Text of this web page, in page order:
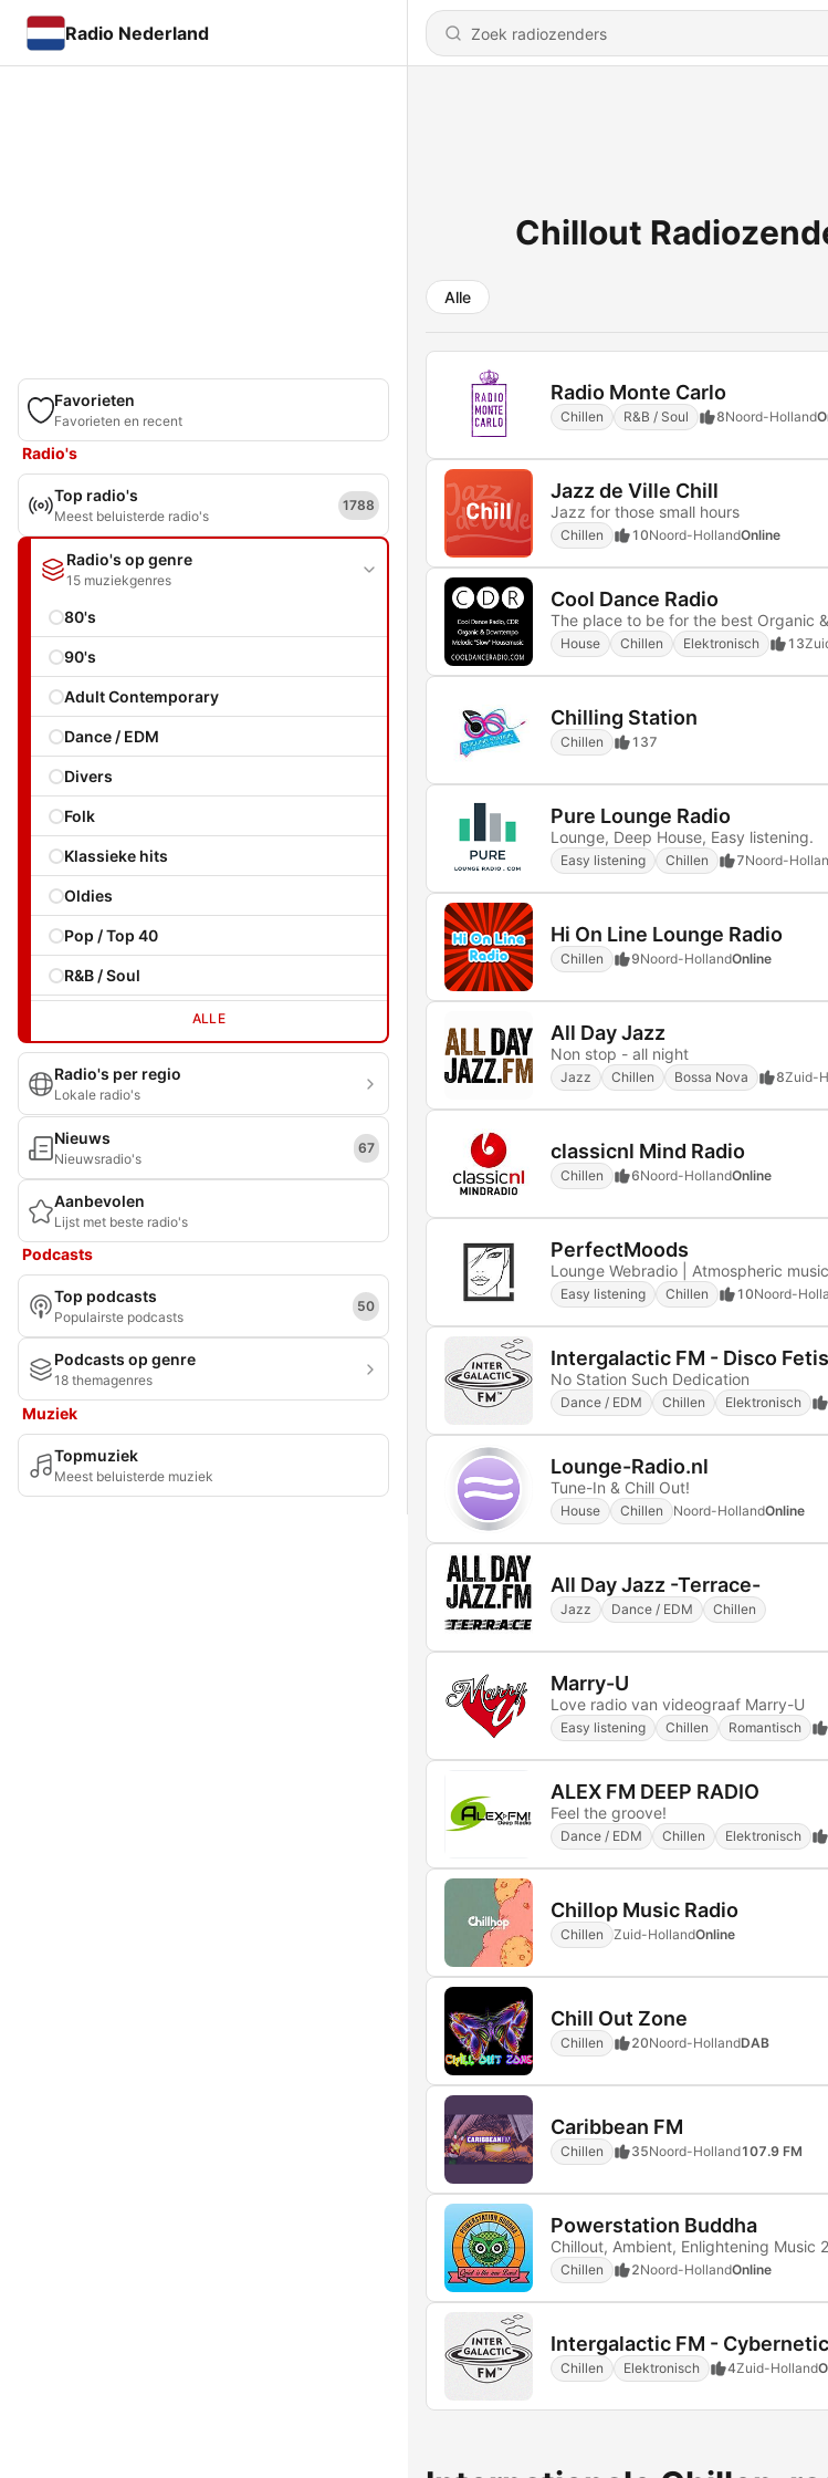
Radio Nederland
Favorieten
Favorieten en recent
Radio's
Top radio's
Meest beluisterde radio's
1788
Radio's op genre
15 muziekgenres
80's
90's
Adult Contemporary
Dance / EDM
Divers
Folk
Klassieke hits
Oldies
Pop / Top 40
R&B / Soul
ALLE
Radio's per regio
Lokale radio's
Nieuws
Nieuwsradio's
67
Aanbevolen
Lijst met beste radio's
Podcasts
Top podcasts
Populairste podcasts
50
Podcasts op genre
18 themagenres
Muziek
Topmuziek
Meest beluisterde muziek
Chillout
Alle
Radio Monte Carlo
Chillen R&B / Soul 8Noord-Holland
Jazz de Ville Chill
Jazz for those small hours
Chillen 10Noord-HollandOnline
Cool Dance Radio
House Chillen Elektronisch 13
Chilling Station
Chillen 137
Pure Lounge Radio
Lounge, Deep House, Easy listening.
Easy listening Chillen 7Noord-
Hi On Line Lounge Radio
Chillen 9Noord-HollandOnline
All Day Jazz
Non stop - all night
Jazz Chillen Bossa Nova 8Zuid-
classicnl Mind Radio
Chillen 6Noord-HollandOnline
PerfectMoods
Lounge Webradio | Atmospheric
Easy listening Chillen 10Noord-
Intergalactic FM - Disco
No Station Such Dedication
Dance / EDM Chillen Elektronisch
Lounge-Radio.nl
Tune-In & Chill Out!
House Chillen Noord-HollandOnline
All Day Jazz -Terrace-
Jazz Dance / EDM Chillen
Marry-U
Love radio van videograaf Marry-U
Easy listening Chillen Romantisch
ALEX FM DEEP RADIO
Feel the groove!
Dance / EDM Chillen Elektronisch
Chillop Music Radio
Chillen Zuid-HollandOnline
Chill Out Zone
Chillen 20Noord-HollandDAB
Caribbean FM
Chillen 35Noord-Holland107.9 FM
Powerstation Buddha
Chillout, Ambient, Enlightening Music
Chillen 2Noord-HollandOnline
Intergalactic FM -
Chillen Elektronisch 4Zuid-Holland